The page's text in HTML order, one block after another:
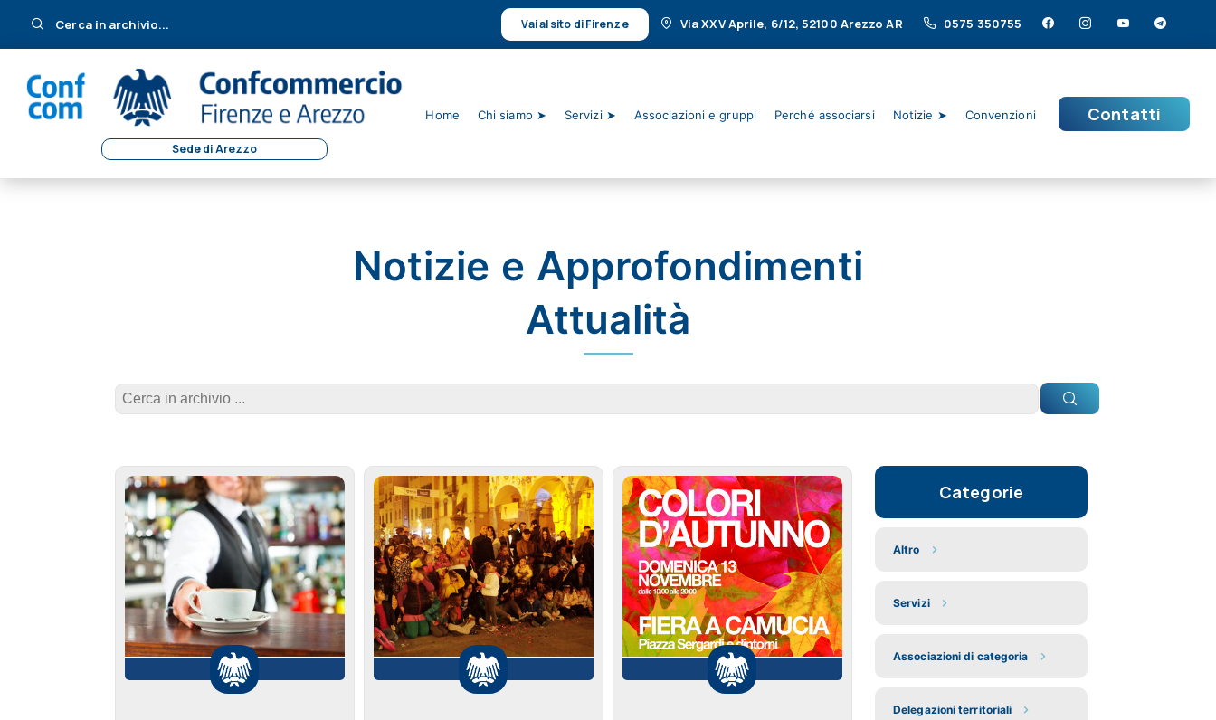
Cerca in archivio... Vai al sito di Firenze Via XXV Aprile, 6/12, 52100 Arezzo AR 0575 350755
Sede di Arezzo
Home Chi siamo ➤ Servizi ➤ Associazioni e gruppi Perché associarsi Notizie ➤ Convenzioni Contatti
Notizie e Approfondimenti
Attualità
Categorie
Altro
Servizi
Associazioni di categoria
Delegazioni territoriali